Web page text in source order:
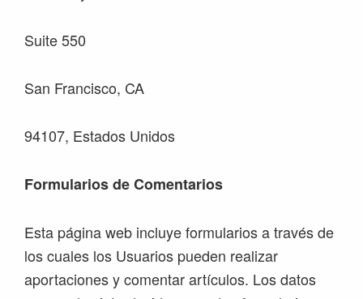
Suite 550
San Francisco, CA
94107, Estados Unidos
Formularios de Comentarios
Esta página web incluye formularios a través de
los cuales los Usuarios pueden realizar
aportaciones y comentar artículos. Los datos